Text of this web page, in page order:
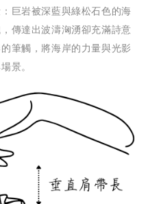
巨岩被深藍與綠松石色的海
傳達出波濤洶湧卻充滿詩意
筆觸，將海岸的力量與光影
景。